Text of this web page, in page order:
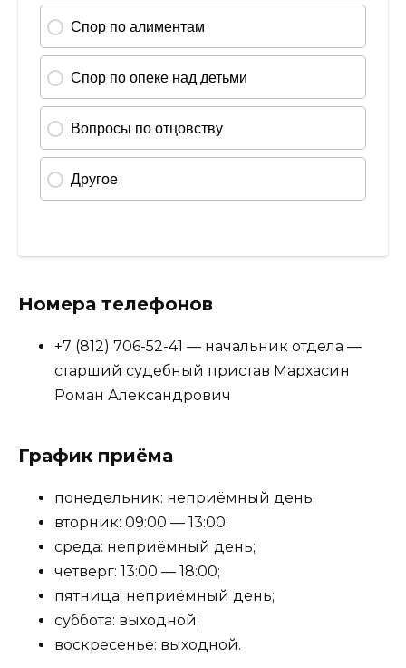
Номера телефонов
+7 (812) 706-52-41 — начальник отдела —
старший судебный пристав Мархасин
Роман Александрович
График приёма
понедельник: неприёмный день;
вторник: 09:00 — 13:00;
среда: неприёмный день;
четверг: 13:00 — 18:00;
пятница: неприёмный день;
суббота: выходной;
воскресенье: выходной.